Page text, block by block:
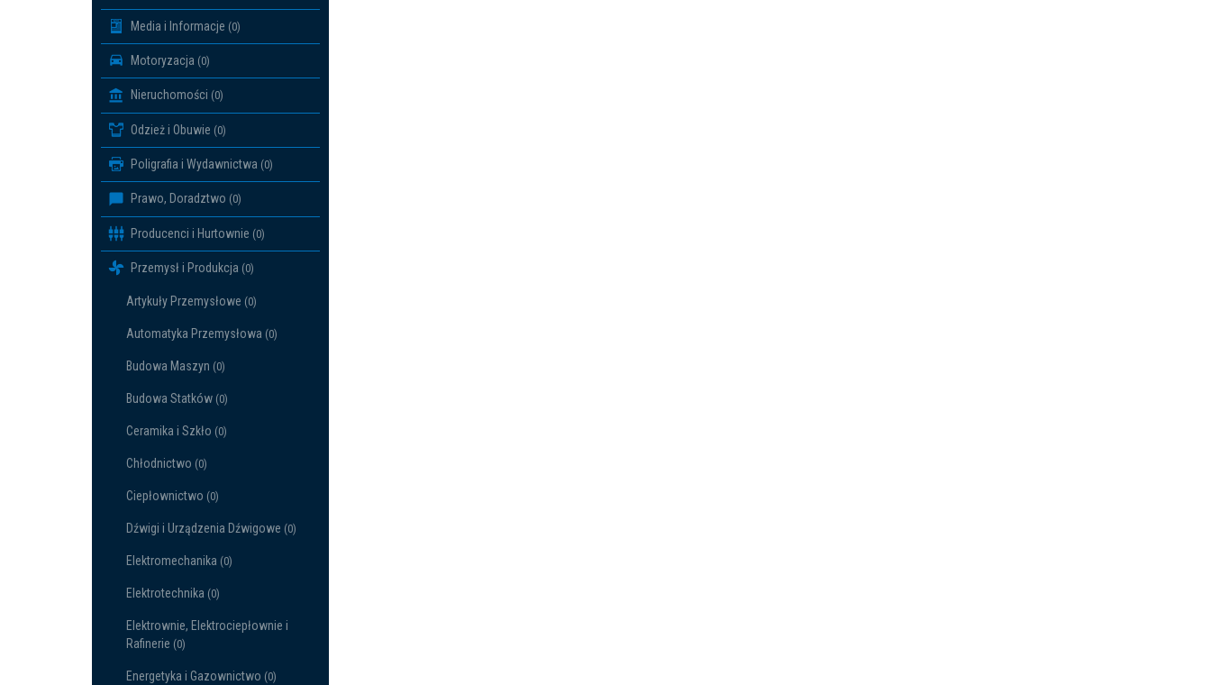
Media i Informacje (0)
Motoryzacja (0)
Nieruchomości (0)
Odzież i Obuwie (0)
Poligrafia i Wydawnictwa (0)
Prawo, Doradztwo (0)
Producenci i Hurtownie (0)
Przemysł i Produkcja (0)
Artykuły Przemysłowe (0)
Automatyka Przemysłowa (0)
Budowa Maszyn (0)
Budowa Statków (0)
Ceramika i Szkło (0)
Chłodnictwo (0)
Ciepłownictwo (0)
Dźwigi i Urządzenia Dźwigowe (0)
Elektromechanika (0)
Elektrotechnika (0)
Elektrownie, Elektrociepłownie i
Rafinerie (0)
Energetyka i Gazownictwo (0)